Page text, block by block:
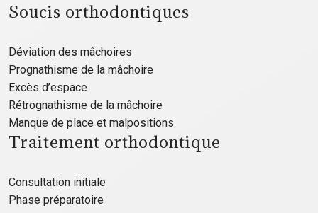
Soucis orthodontiques
Déviation des mâchoires
Prognathisme de la mâchoire
Excès d’espace
Rétrognathisme de la mâchoire
Manque de place et malpositions
Traitement orthodontique
Consultation initiale
Phase préparatoire